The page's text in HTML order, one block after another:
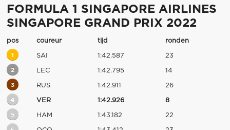
FORMULA 1 SINGAPORE AIRLINES
SINGAPORE GRAND PRIX 2022
pos coureur tijd ronden
1 SAI 1:42.587 23
2 LEC 1:42.795 14
3 RUS 1:42.911 26
4 VER 1:42.926 8
5 HAM 1:43.182 22